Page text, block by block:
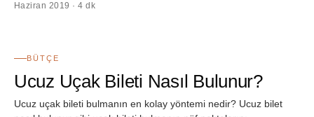
Haziran 2019 · 4 dk
BÜTÇE
Ucuz Uçak Bileti Nasıl Bulunur?
Ucuz uçak bileti bulmanın en kolay yöntemi nedir? Ucuz bilet